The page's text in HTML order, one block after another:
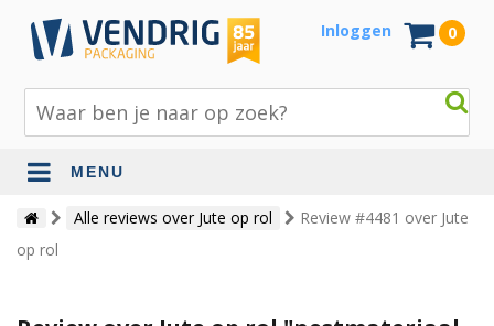
Inloggen 0
MENU
Beschermingsmateriaal
Bouw- en tuinmaterialen
Alle reviews over Jute op rol
Review #4481 over Jute
op rol